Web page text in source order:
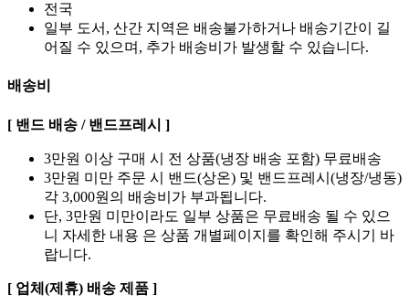
전국
일부 도서, 산간 지역은 배송불가하거나 배송기간이 길
어질 수 있으며, 추가 배송비가 발생할 수 있습니다.
배송비
[ 밴드 배송 / 밴드프레시 ]
3만원 이상 구매 시 전 상품(냉장 배송 포함) 무료배송
3만원 미만 주문 시 밴드(상온) 및 밴드프레시(냉장/냉동)
각 3,000원의 배송비가 부과됩니다.
단, 3만원 미만이라도 일부 상품은 무료배송 될 수 있으
니 자세한 내용 은 상품 개별페이지를 확인해 주시기 바
랍니다.
[ 업체(제휴) 배송 제품 ]